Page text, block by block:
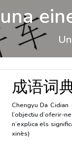
成语词
Chengyu Da
l’objectiu d’oferir-
n’explica els
xinès)